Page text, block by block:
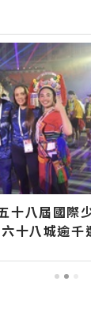
十八屆國際
十八城逾千